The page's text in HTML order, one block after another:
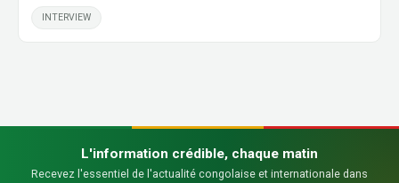
INTERVIEW
L'information crédible, chaque matin
Recevez l'essentiel de l'actualité congolaise et internationale dans